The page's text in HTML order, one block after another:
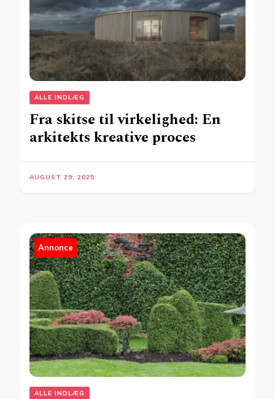
ALLE INDLÆG
Fra skitse til virkelighed: En
arkitekts kreative proces
AUGUST 29, 2025
Annonce
ALLE INDLÆG